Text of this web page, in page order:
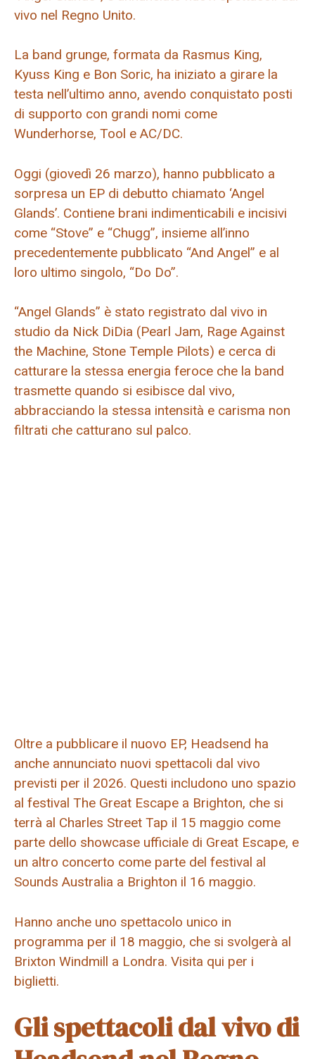
vivo nel Regno Unito.
La band grunge, formata da Rasmus King,
Kyuss King e Bon Soric, ha iniziato a girare la
testa nell’ultimo anno, avendo conquistato posti
di supporto con grandi nomi come
Wunderhorse, Tool e AC/DC.
Oggi (giovedì 26 marzo), hanno pubblicato a
sorpresa un EP di debutto chiamato ‘Angel
Glands’. Contiene brani indimenticabili e incisivi
come “Stove” e “Chugg”, insieme all’inno
precedentemente pubblicato “And Angel” e al
loro ultimo singolo, “Do Do”.
“Angel Glands” è stato registrato dal vivo in
studio da Nick DiDia (Pearl Jam, Rage Against
the Machine, Stone Temple Pilots) e cerca di
catturare la stessa energia feroce che la band
trasmette quando si esibisce dal vivo,
abbracciando la stessa intensità e carisma non
filtrati che catturano sul palco.
Oltre a pubblicare il nuovo EP, Headsend ha
anche annunciato nuovi spettacoli dal vivo
previsti per il 2026. Questi includono uno spazio
al festival The Great Escape a Brighton, che si
terrà al Charles Street Tap il 15 maggio come
parte dello showcase ufficiale di Great Escape, e
un altro concerto come parte del festival al
Sounds Australia a Brighton il 16 maggio.
Hanno anche uno spettacolo unico in
programma per il 18 maggio, che si svolgerà al
Brixton Windmill a Londra. Visita qui per i
biglietti.
Gli spettacoli dal vivo di